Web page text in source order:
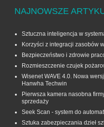
NAJNOWSZE
Sztuczna inteligencja w
Korzyści z integracji zasobów
Bezpieczeństwo i zdrowie
Rozmieszczenie czujek
Wisenet WAVE 4.0. Nowa
Hanwha Techwin
Pierwsza kamera nasobna
sprzedaży
Seek Scan - system do
Sztuka zabezpieczania dzieł